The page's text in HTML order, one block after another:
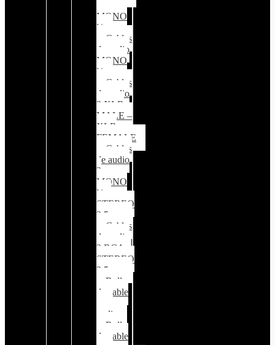
MONO
¼
Cables
de audio
MONO
¼
Cables
de audio
2 XLR
MALE –
XLR
FEMALE
Cables
de audio
2
MONO
¼ –
STEREO
3.5mm
Cables
de audio
2 RCA –
STEREO
3.5mm
Rollo
de cable
audio
Rollo
de cable